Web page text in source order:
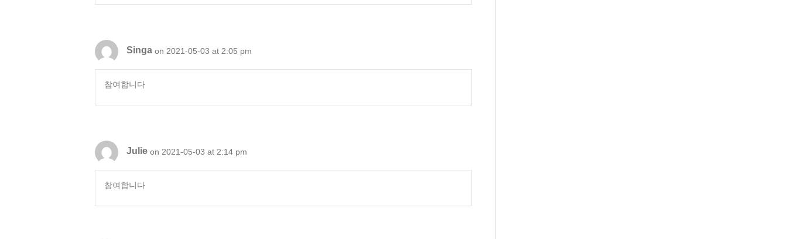
Singa on 2021-05-03 at 2:05 pm
참여합니다
Julie on 2021-05-03 at 2:14 pm
참여합니다